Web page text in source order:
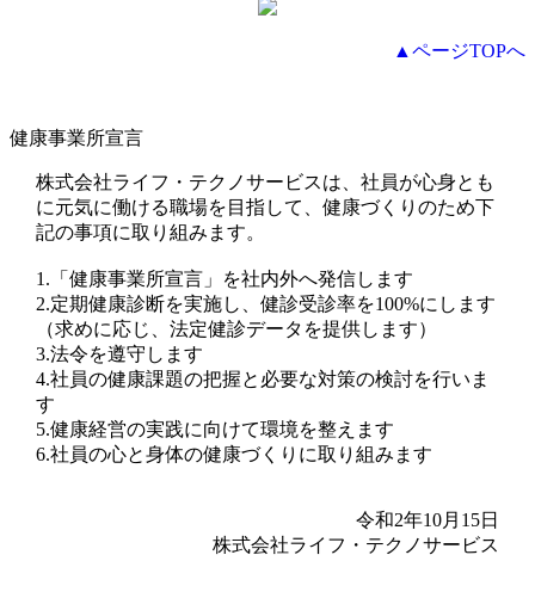
▲ページTOPへ
健康事業所宣言
株式会社ライフ・テクノサービスは、社員が心身とも
に元気に働ける職場を目指して、健康づくりのため下
記の事項に取り組みます。
1.「健康事業所宣言」を社内外へ発信します
2.定期健康診断を実施し、健診受診率を100%にします
（求めに応じ、法定健診データを提供します）
3.法令を遵守します
4.社員の健康課題の把握と必要な対策の検討を行いま
す
5.健康経営の実践に向けて環境を整えます
6.社員の心と身体の健康づくりに取り組みます
令和2年10月15日
株式会社ライフ・テクノサービス